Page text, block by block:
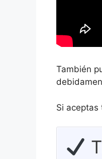
También
Si aceptas